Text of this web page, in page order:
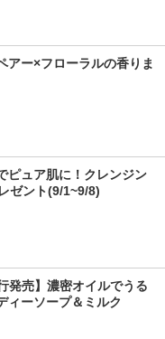
アー×フローラルの香りま
ピュア肌に！クレンジン
ゼント(9/1~9/8)
発売】濃密オイルでうる
ィーソープ＆ミルク